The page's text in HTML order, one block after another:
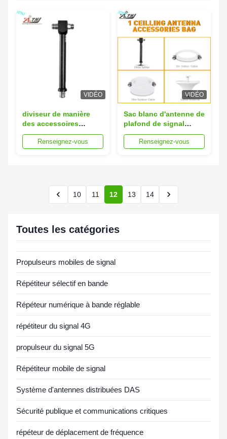
VIDÉO
diviseur de manière
des accessoires
800MHz 2500MHz 2 de
propulseur de signal
Renseignez-vous
VIDÉO
Sac blanc d'antenne de
plafond de signal
d'accessoires en
alliage de zinc de
Renseignez-vous
10 11 12 13 14
Toutes les catégories
Propulseurs mobiles de signal
Répétiteur sélectif en bande
Répéteur numérique à bande réglable
répétiteur du signal 4G
propulseur du signal 5G
Répétiteur mobile de signal
Système d'antennes distribuées DAS
Sécurité publique et communications critiques
répéteur de déplacement de fréquence